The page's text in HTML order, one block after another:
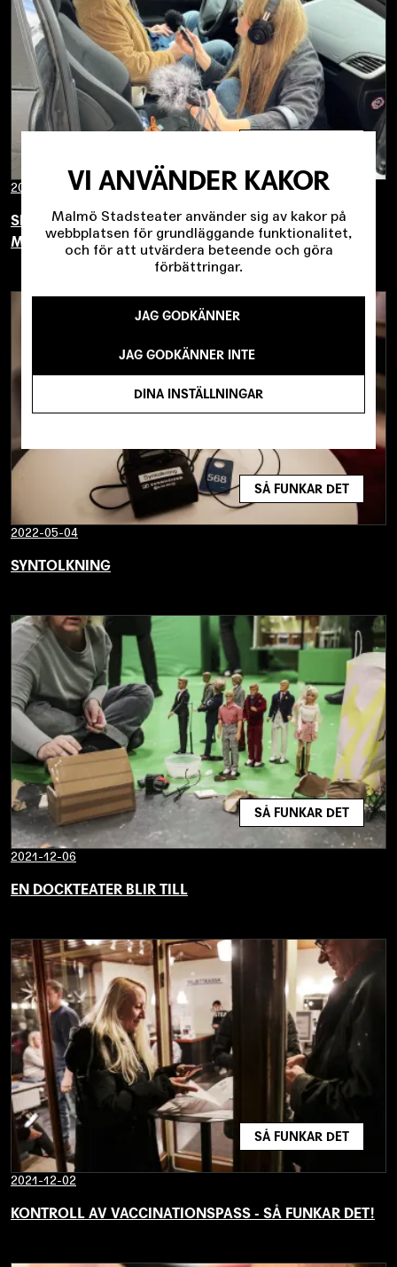
2022-09-02
SKÅDESPELARNA BAKOM RÖSTERNA I TEARS OF
MALMÖ
SÅ FUNKAR DET
2022-05-04
SYNTOLKNING
SÅ FUNKAR DET
2021-12-06
EN DOCKTEATER BLIR TILL
SÅ FUNKAR DET
2021-12-02
KONTROLL AV VACCINATIONSPASS - SÅ FUNKAR DET!
VI ANVÄNDER KAKOR
Malmö Stadsteater använder sig av kakor på
webbplatsen för grundläggande funktionalitet,
och för att utvärdera beteende och göra
förbättringar.
JAG GODKÄNNER
JAG GODKÄNNER INTE
DINA INSTÄLLNINGAR